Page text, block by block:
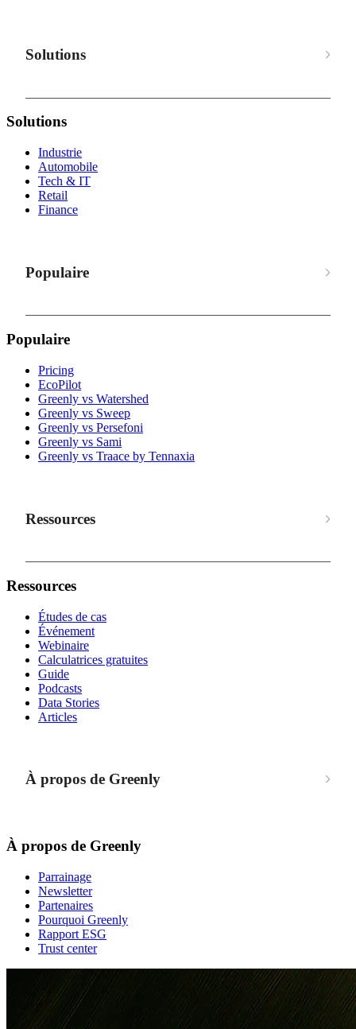
Solutions
Solutions
Industrie
Automobile
Tech & IT
Retail
Finance
Populaire
Populaire
Pricing
EcoPilot
Greenly vs Watershed
Greenly vs Sweep
Greenly vs Persefoni
Greenly vs Sami
Greenly vs Traace by Tennaxia
Ressources
Ressources
Études de cas
Événement
Webinaire
Calculatrices gratuites
Guide
Podcasts
Data Stories
Articles
À propos de Greenly
À propos de Greenly
Parrainage
Newsletter
Partenaires
Pourquoi Greenly
Rapport ESG
Trust center